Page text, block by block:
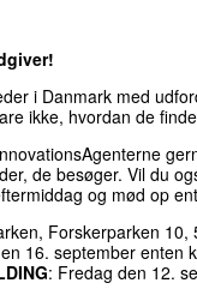
i Danmark med
ikke, hvordan de
de besøger. Vil du
og mød op
Forskerparken 10,
16. september enten
: Fredag den 12.